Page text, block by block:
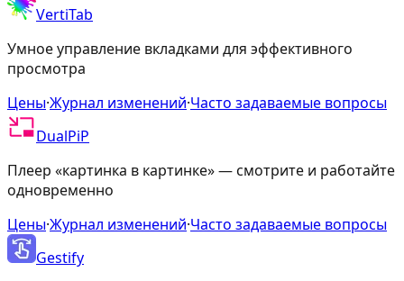
VertiTab
Умное управление вкладками для эффективного
просмотра
Цены·Журнал изменений·Часто задаваемые вопросы
DualPiP
Плеер «картинка в картинке» — смотрите и работайте
одновременно
Цены·Журнал изменений·Часто задаваемые вопросы
Gestify